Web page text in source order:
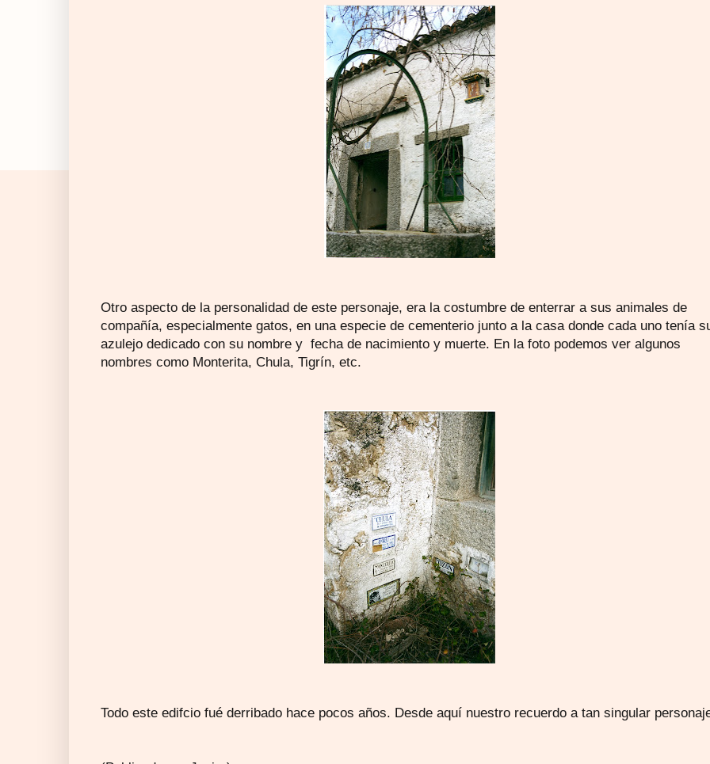
Otro aspecto de la personalidad de este personaje, era la costumbre de enterrar a sus animales de
compañía, especialmente gatos, en una especie de cementerio junto a la casa donde cada uno tenía
azulejo dedicado con su nombre y fecha de nacimiento y muerte. En la foto podemos ver algunos
nombres como Monterita, Chula, Tigrín, etc.
Todo este edifcio fué derribado hace pocos años. Desde aquí nuestro recuerdo a tan singular